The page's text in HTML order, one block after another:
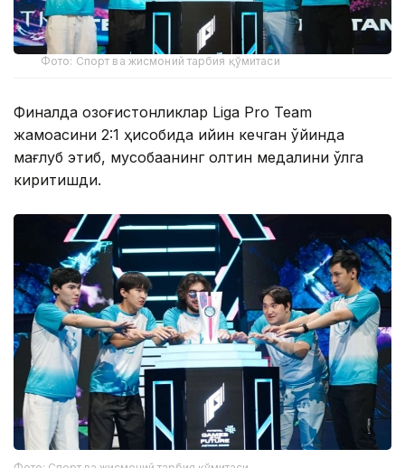
Фото: Спорт ва жисмоний тарбия қўмитаси
Финалда қозоғистонликлар Liga Pro Team
жамоасини 2:1 ҳисобида қийин кечган ўйинда
мағлуб этиб, мусобақанинг олтин медалини қўлга
киритишди.